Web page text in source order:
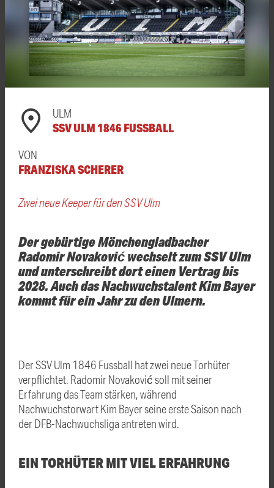
ULM
SSV ULM 1846 FUSSBALL
VON
FRANZISKA SCHERER
Zwei neue Keeper für den SSV Ulm
Der gebürtige Mönchengladbacher
Radomir Novaković wechselt zum SSV Ulm
und unterschreibt dort einen Vertrag bis
2028. Auch das Nachwuchstalent Kim Bayer
kommt für ein Jahr zu den Ulmern.
Der SSV Ulm 1846 Fussball hat zwei neue Torhüter
verpflichtet. Radomir Novaković soll mit seiner
Erfahrung das Team stärken, während
Nachwuchstorwart Kim Bayer seine erste Saison nach
der DFB-Nachwuchsliga antreten wird.
EIN TORHÜTER MIT VIEL ERFAHRUNG